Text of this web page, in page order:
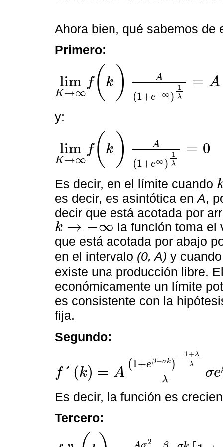
Ahora bien, qué sabemos de
Primero:
lim
K→∞
f( k ) A
(1+e−∞ )
1
λ
= A
limK→∞f( A 1+ -∞) =
y:
lim
K→∞
f( k ) A
(1+e∞)
1
λ
= 0
limK→∞f( A 1+ ∞)1 =0
Es decir, en el límite cuando k
es decir, es asintótica enA,
decir que está acotada por
k → −∞
k→ ∞
la función toma el
que está acotada por abajo
en el intervalo (0, A) y
existe una producción libre.
económicamente un límite
es consistente con la
fija.
Segundo:
f´ (k) = A
(1+eβ−σk )
− 1+λ
λ
λ σe
´k 1+eβ σ )-1+ λλσe β-σk>0
Es decir, la función es
Tercero:
2